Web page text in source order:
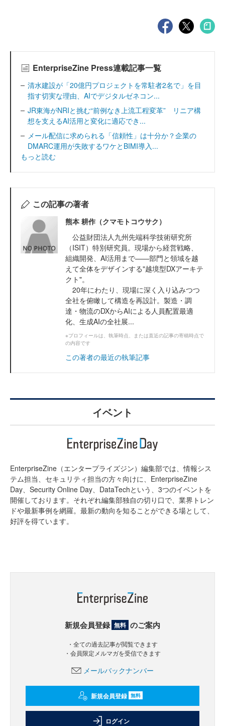
EnterpriseZine Press連載記事一覧
清水建設が「20億円プロジェクトを常駐者2名で」を目
指す切実な理由、AIでデジタルゼネコン...
JR東海がNRIと挑む“前例なき上流工程変革” リニア構
想を支えるAI活用と変化に適応でき...
メール配信に求められる「信頼性」は十分か？企業の
DMARC運用が失敗するワケとBIMI導入...
もっと読む
この記事の著者
熊本 耕作（クマモトコウサク）
公益財団法人九州先端科学技術研究所
（ISIT）特別研究員。現場から経営戦略、
組織開発、AI活用まで——部門と領域を越
えて全体をデザインする"越境型DXアーキテ
クト"。
20年にわたり、現場に深く入り込みつつ
全社を俯瞰して構造を再設計。製造・調
達・物流のDXからAIによる人員配置最適
化、生成AIの全社展...
※プロフィールは、執筆時点、または直近の記事の寄稿時点で
の内容です
この著者の最近の執筆記事
イベント
EnterpriseZine（エンタープライズジン）編集部では、情報シス
テム担当、セキュリティ担当の方々向けに、EnterpriseZine
Day、Security Online Day、DataTechという、3つのイベントを
開催しております。それぞれ編集部独自の切り口で、業界トレン
ドや最新事例を網羅。最新の動向を知ることができる場として、
好評を得ています。
新規会員登録 無料 のご案内
・全ての過去記事が閲覧できます
・会員限定メルマガを受信できます
メールバックナンバー
新規会員登録 無料
ログイン